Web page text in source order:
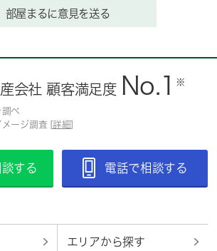
部屋まるに意見を送る
会社 顧客満足度 No.1 ※
べ
ージ調査 [詳細]
談する 電話で相談する
エリアから探す